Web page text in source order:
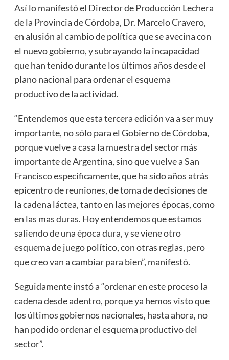
Así lo manifestó el Director de Producción Lechera
de la Provincia de Córdoba, Dr. Marcelo Cravero,
en alusión al cambio de política que se avecina con
el nuevo gobierno, y subrayando la incapacidad
que han tenido durante los últimos años desde el
plano nacional para ordenar el esquema
productivo de la actividad.
“Entendemos que esta tercera edición va a ser muy
importante, no sólo para el Gobierno de Córdoba,
porque vuelve a casa la muestra del sector más
importante de Argentina, sino que vuelve a San
Francisco específicamente, que ha sido años atrás
epicentro de reuniones, de toma de decisiones de
la cadena láctea, tanto en las mejores épocas, como
en las mas duras. Hoy entendemos que estamos
saliendo de una época dura, y se viene otro
esquema de juego político, con otras reglas, pero
que creo van a cambiar para bien”, manifestó.
Seguidamente instó a “ordenar en este proceso la
cadena desde adentro, porque ya hemos visto que
los últimos gobiernos nacionales, hasta ahora, no
han podido ordenar el esquema productivo del
sector”.